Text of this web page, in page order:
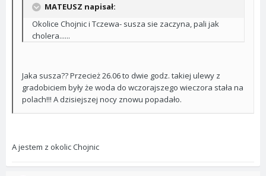
MATEUSZ napisał:
Okolice Chojnic i Tczewa- susza sie zaczyna, pali jak
cholera......
Jaka susza?? Przecież 26.06 to dwie godz. takiej ulewy z
gradobiciem były że woda do wczorajszego wieczora stała na
polach!!! A dzisiejszej nocy znowu popadało.
A jestem z okolic Chojnic